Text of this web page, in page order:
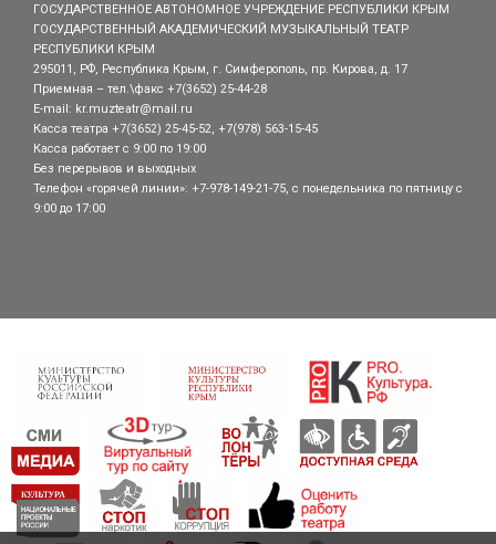
ГОСУДАРСТВЕННОЕ АВТОНОМНОЕ УЧРЕЖДЕНИЕ РЕСПУБЛИКИ КРЫМ
ГОСУДАРСТВЕННЫЙ АКАДЕМИЧЕСКИЙ МУЗЫКАЛЬНЫЙ ТЕАТР
РЕСПУБЛИКИ КРЫМ
295011, РФ, Республика Крым, г. Симферополь, пр. Кирова, д. 17
Приемная – тел.\факс +7(3652) 25-44-28
E-mail: kr.muzteatr@mail.ru
Касса театра +7(3652) 25-45-52, +7(978) 563-15-45
Касса работает с 9:00 по 19:00
Без перерывов и выходных
Телефон «горячей линии»: +7-978-149-21-75, с понедельника по пятницу с
9:00 до 17:00